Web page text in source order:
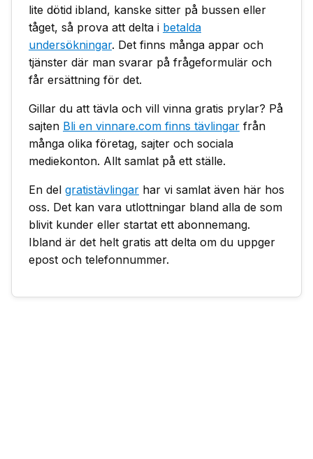
lite dötid ibland, kanske sitter på bussen eller
tåget, så prova att delta i betalda
undersökningar. Det finns många appar och
tjänster där man svarar på frågeformulär och
får ersättning för det.
Gillar du att tävla och vill vinna gratis prylar? På
sajten Bli en vinnare.com finns tävlingar från
många olika företag, sajter och sociala
mediekonton. Allt samlat på ett ställe.
En del gratistävlingar har vi samlat även här hos
oss. Det kan vara utlottningar bland alla de som
blivit kunder eller startat ett abonnemang.
Ibland är det helt gratis att delta om du uppger
epost och telefonnummer.